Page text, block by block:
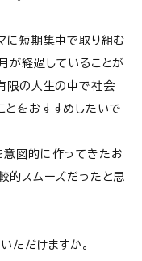
に短期集中で取り組む
が経過していることが
限の人生の中で社会
とをおすすめしたいで
意図的に作ってきたお
的スムーズだったと思
ただけますか。